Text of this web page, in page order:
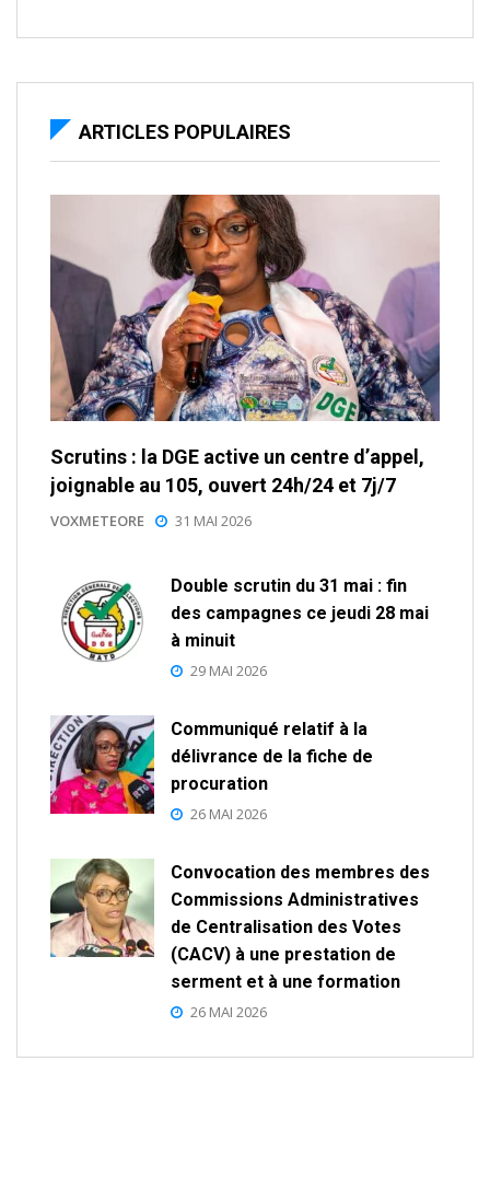
ARTICLES POPULAIRES
Scrutins : la DGE active un centre d’appel,
joignable au 105, ouvert 24h/24 et 7j/7
VOXMETEORE 31 MAI 2026
Double scrutin du 31 mai : fin
des campagnes ce jeudi 28 mai
à minuit
29 MAI 2026
Communiqué relatif à la
délivrance de la fiche de
procuration
26 MAI 2026
Convocation des membres des
Commissions Administratives
de Centralisation des Votes
(CACV) à une prestation de
serment et à une formation
26 MAI 2026